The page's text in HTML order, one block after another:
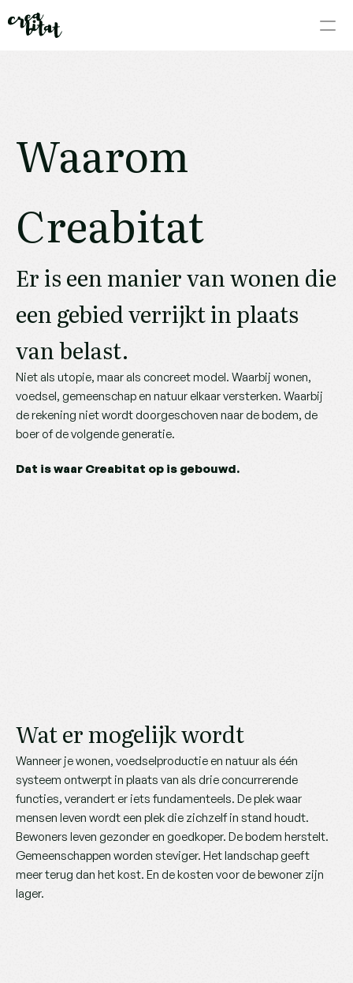
Plekken
Waarom
Creabitat
Er is een manier van wonen die
een gebied verrijkt in plaats
van belast.
Niet als utopie, maar als concreet model. Waarbij wonen,
voedsel, gemeenschap en natuur elkaar versterken. Waarbij
de rekening niet wordt doorgeschoven naar de bodem, de
boer of de volgende generatie.
Dat is waar Creabitat op is gebouwd.
Wat er mogelijk wordt
Wanneer je wonen, voedselproductie en natuur als één
systeem ontwerpt in plaats van als drie concurrerende
functies, verandert er iets fundamenteels. De plek waar
mensen leven wordt een plek die zichzelf in stand houdt.
Bewoners leven gezonder en goedkoper. De bodem herstelt.
Gemeenschappen worden steviger. Het landschap geeft
meer terug dan het kost. En de kosten voor de bewoner zijn
lager.